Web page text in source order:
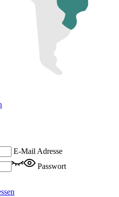
E-Mail Adresse
Passwort